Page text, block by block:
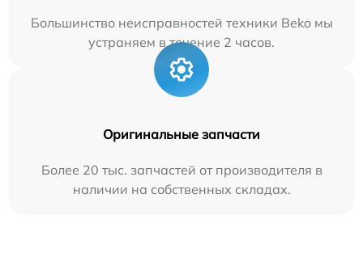
Большинство неисправностей техники Beko мы
устраняем в течение 2 часов.
Оригинальные запчасти
Более 20 тыс. запчастей от производителя в
наличии на собственных складах.